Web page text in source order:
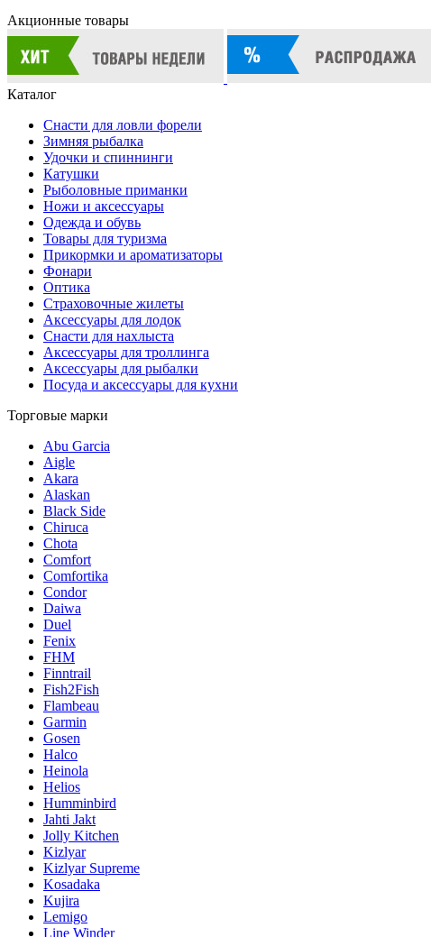
Акционные товары
Каталог
Снасти для ловли форели
Зимняя рыбалка
Удочки и спиннинги
Катушки
Рыболовные приманки
Ножи и аксессуары
Одежда и обувь
Товары для туризма
Прикормки и ароматизаторы
Фонари
Оптика
Страховочные жилеты
Аксессуары для лодок
Снасти для нахлыста
Аксессуары для троллинга
Аксессуары для рыбалки
Посуда и аксессуары для кухни
Торговые марки
Abu Garcia
Aigle
Akara
Alaskan
Black Side
Chiruca
Chota
Comfort
Comfortika
Condor
Daiwa
Duel
Fenix
FHM
Finntrail
Fish2Fish
Flambeau
Garmin
Gosen
Halco
Heinola
Helios
Humminbird
Jahti Jakt
Jolly Kitchen
Kizlyar
Kizlyar Supreme
Kosadaka
Kujira
Lemigo
Line Winder